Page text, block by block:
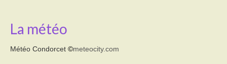
La météo
Météo Condorcet ©meteocity.com